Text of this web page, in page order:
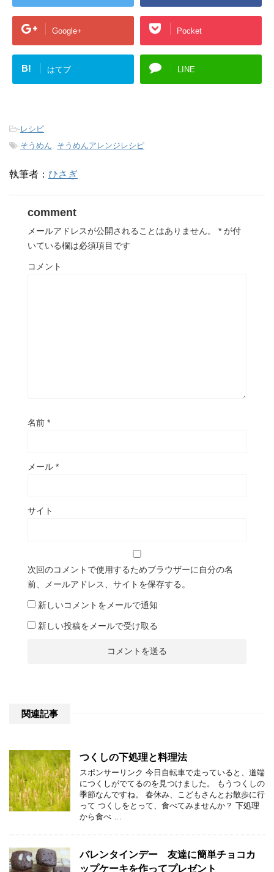
Google+ Pocket
B! はてブ LINE
-レシピ
-そうめん, そうめんアレンジレシピ
執筆者： ひさぎ
comment
メールアドレスが公開されることはありません。 * が付
いている欄は必須項目です
コメント
名前 *
メール *
サイト
次回のコメントで使用するためブラウザーに自分の名
前、メールアドレス、サイトを保存する。
新しいコメントをメールで通知
新しい投稿をメールで受け取る
関連記事
つくしの下処理と料理法
スポンサーリンク 今日自転車で走っていると、道端
につくしがでてるのを見つけました。 もうつくしの
季節なんですね。 春休み、こどもさんとお散歩に行
って つくしをとって、食べてみませんか？ 下処理
から食べ …
バレンタインデー 友達に簡単チョコカ
ップケーキを作ってプレゼント